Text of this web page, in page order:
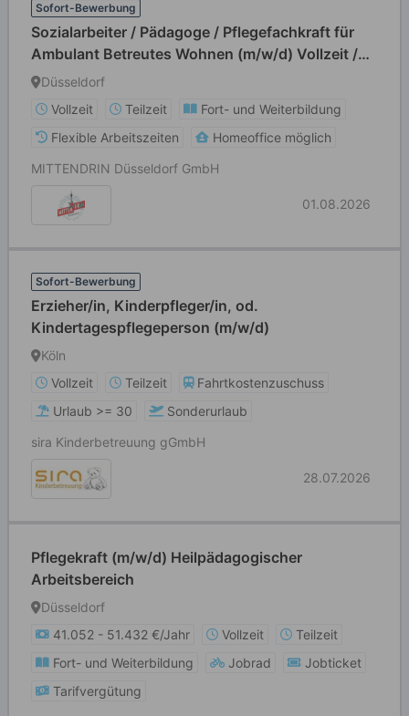
Sofort-Bewerbung
Sozialarbeiter / Pädagoge / Pflegefachkraft für
Ambulant Betreutes Wohnen (m/w/d) Vollzeit /
Teilzeit
Düsseldorf
Vollzeit
Teilzeit
Fort- und Weiterbildung
Flexible Arbeitszeiten
Homeoffice möglich
MITTENDRIN Düsseldorf GmbH
01.08.2026
Sofort-Bewerbung
Erzieher/in, Kinderpfleger/in, od.
Kindertagespflegeperson (m/w/d)
Köln
Vollzeit
Teilzeit
Fahrtkostenzuschuss
Urlaub >= 30
Sonderurlaub
sira Kinderbetreuung gGmbH
28.07.2026
Pflegekraft (m/w/d) Heilpädagogischer
Arbeitsbereich
Düsseldorf
41.052 - 51.432 €/Jahr
Vollzeit
Teilzeit
Fort- und Weiterbildung
Jobrad
Jobticket
Tarifvergütung